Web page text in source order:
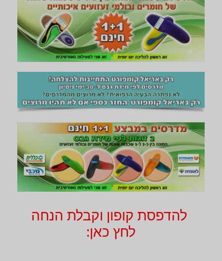
להדפסת קופון וקבלת הנחה
לחץ כאן: